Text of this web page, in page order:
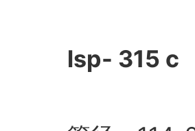
lsp- 315 c